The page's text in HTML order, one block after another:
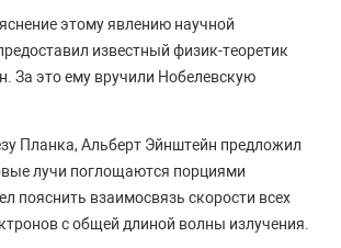
этому явлению научной
известный физик-теоретик
За это ему вручили Нобелевскую
Планка, Альберт Эйнштейн предложил
лучи поглощаются порциями
пояснить взаимосвязь скорости всех
с общей длиной волны излучения.